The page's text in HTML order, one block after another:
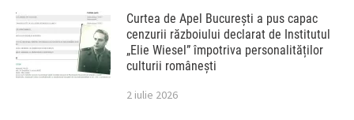
Curtea de Apel București a pus capac
cenzurii războiului declarat de Institutul
„Elie Wiesel” împotriva personalităților
culturii românești
2 iulie 2026